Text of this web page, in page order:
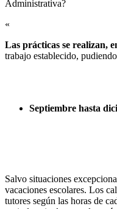
Administrativa?​
«
Las prácticas se realizan,
trabajo establecido,
Septiembre hasta
Salvo situaciones
vacaciones escolares. Los
tutores según las horas de